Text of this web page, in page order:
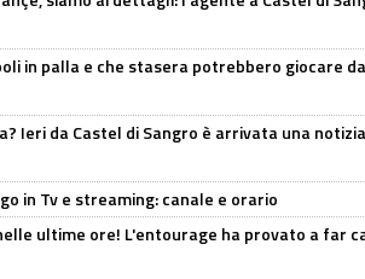
in palla e che stasera potrebbero giocare
Ieri da Castel di Sangro è arrivata una
in Tv e streaming: canale e orario
ultime ore! L'entourage ha provato a far